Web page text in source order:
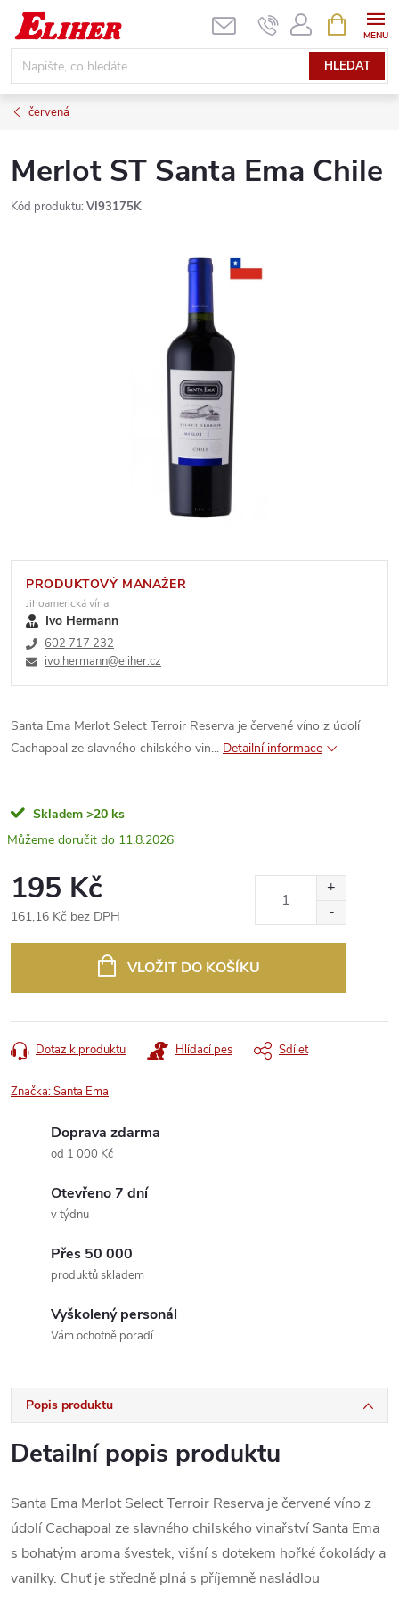
Přejít
obsah
HLEDAT
NÁKUPNÍ
KOŠÍK
červená
Merlot ST Santa Ema Chile
Kód produktu: VI93175K
PRODUKTOVÝ MANAŽER
Jihoamerická vína
Ivo Hermann
602 717 232
ivo.hermann@eliher.cz
Santa Ema Merlot Select Terroir Reserva je červené víno z údolí
Cachapoal ze slavného chilského vin... Detailní informace
Skladem >20 ks
11.8.2026
195 Kč
161,16 Kč bez DPH
VLOŽIT DO KOŠÍKU
Dotaz k produktu Hlídací pes Sdílet
Značka:Santa Ema
Doprava zdarma
od 1 000 Kč
Otevřeno 7 dní
v týdnu
Přes 50 000
produktů skladem
Vyškolený personál
Vám ochotně poradí
Popis produktu
Detailní popis produktu
Santa Ema Merlot Select Terroir Reserva je červené víno z
údolí Cachapoal ze slavného chilského vinařství Santa Ema
s bohatým aroma švestek, višní s dotekem hořké čokolády a
vanilky. Chuť je středně plná s příjemně nasládlou